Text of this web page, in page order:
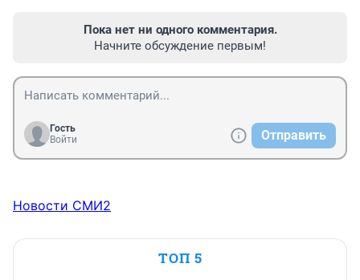
Пока нет ни одного комментария.
Начните обсуждение первым!
Гость
Войти
Отправить
Новости СМИ2
ТОП 5